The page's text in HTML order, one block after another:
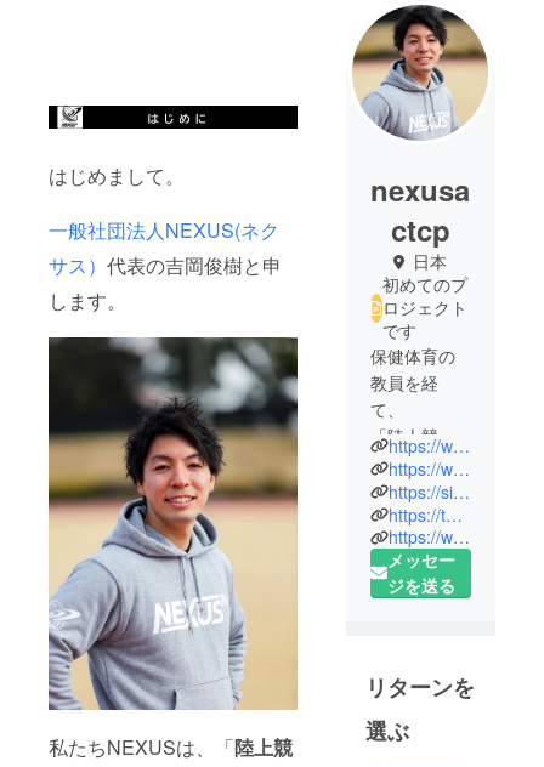
はじめまして。
一般社団法人NEXUS(ネク
サス） 代表の吉岡俊樹と申
します。
私たちNEXUSは、「陸上競
nexusa
ctcp
日本
初めてのプ
ロジェクト
です
保健体育の
教員を経
て、
「陸上競技
を通して、
人々の成長
を後押しす
る」
という理念
のもと誰も
る、走るこ
とは楽しい
と思える環
https://www.nexus-ac-tc-p.com/
https://www.nexus-track-club.com/
https://sites.google.com/view/signal-running
https://twitter.com/NEXUS_AC_TC_P
https://www.instagram.com/nexus_track_club/
メッセー
ジを送る
リターンを
選ぶ